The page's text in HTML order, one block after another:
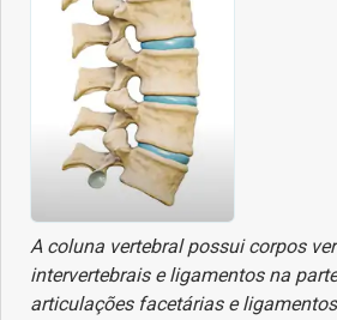
Nutrição
Ortopedia
Picada de Cobra
Problemas de circulação
A coluna vertebral possui corpos
intervertebrais e ligamentos na
articulações facetárias e